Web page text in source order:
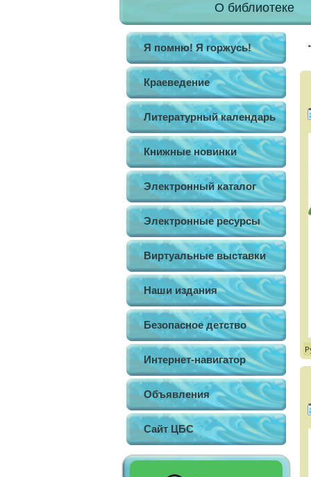
О библиотеке
Я помню! Я горжусь!
Краеведение
Литературный календарь
Книжные новинки
Электронный каталог
Электронные ресурсы
Виртуальные выставки
Наши издания
Безопасное детство
Интернет-навигатор
Объявления
Сайт ЦБС